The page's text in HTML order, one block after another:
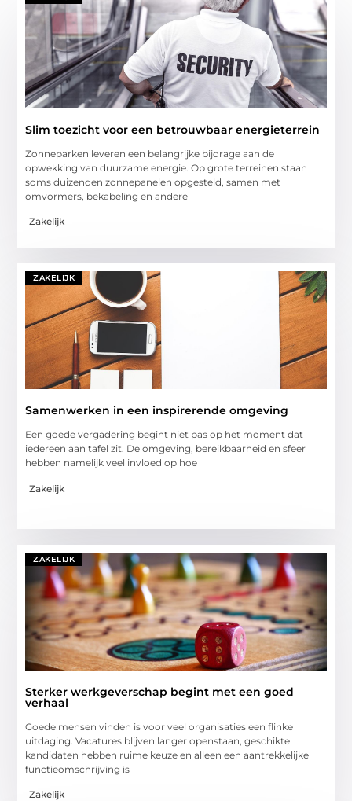
Slim toezicht voor een betrouwbaar energieterrein
Zonneparken leveren een belangrijke bijdrage aan de
opwekking van duurzame energie. Op grote terreinen staan
soms duizenden zonnepanelen opgesteld, samen met
omvormers, bekabeling en andere
Zakelijk
ZAKELIJK
Samenwerken in een inspirerende omgeving
Een goede vergadering begint niet pas op het moment dat
iedereen aan tafel zit. De omgeving, bereikbaarheid en sfeer
hebben namelijk veel invloed op hoe
Zakelijk
ZAKELIJK
Sterker werkgeverschap begint met een goed
verhaal
Goede mensen vinden is voor veel organisaties een flinke
uitdaging. Vacatures blijven langer openstaan, geschikte
kandidaten hebben ruime keuze en alleen een aantrekkelijke
functieomschrijving is
Zakelijk